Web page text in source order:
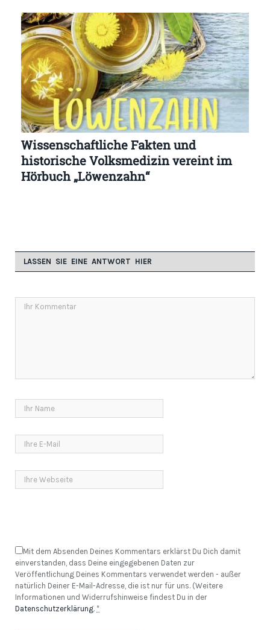
Wissenschaftliche Fakten und
historische Volksmedizin vereint im
Hörbuch „Löwenzahn“
LASSEN SIE EINE ANTWORT HIER
Mit dem Absenden Deines Kommentars erklärst Du Dich damit
einverstanden, dass Deine eingegebenen Daten zur
Veröffentlichung Deines Kommentars verwendet werden - außer
natürlich Deiner E-Mail-Adresse, die ist nur für uns. (Weitere
Informationen und Widerrufshinweise findest Du in der
Datenschutzerklärung. *